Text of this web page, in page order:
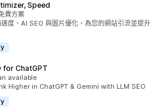
Speed
費方案
度、AI SEO 與圖片優化，為您的網站引流並提升
for ChatGPT
available
Higher in ChatGPT & Gemini with LLM SEO